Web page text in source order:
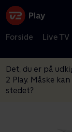
Forside Live TV
Det, du er på
2 Play. Måske
stedet?